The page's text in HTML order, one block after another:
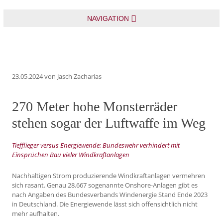
NAVIGATION
23.05.2024von Jasch Zacharias
270 Meter hohe Monsterräder
stehen sogar der Luftwaffe im Weg
Tiefflieger versus Energiewende: Bundeswehr verhindert mit
Einsprüchen Bau vieler Windkraftanlagen
Nachhaltigen Strom produzierende Windkraftanlagen vermehren
sich rasant. Genau 28.667 sogenannte Onshore-Anlagen gibt es
nach Angaben des Bundesverbands Windenergie Stand Ende 2023
in Deutschland. Die Energiewende lässt sich offensichtlich nicht
mehr aufhalten.